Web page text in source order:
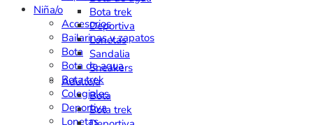
Niña/o
Accesorios
Bailarinas y zapatos
Bota
Bota de agua
Bota trek
Colegiales
Deportiva
Lonetas
Bota trek
Deportiva
Lonetas
Sandalia
Sneakers
Adulto/a
Bota
Bota trek